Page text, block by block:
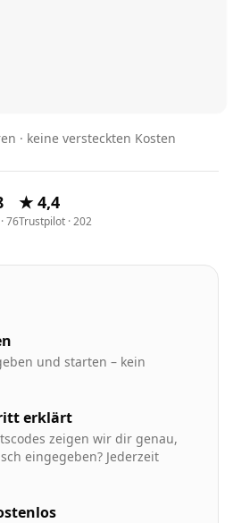
· keine versteckten Kosten
76
★ 4,4
Trustpilot · 202
und starten – kein
erklärt
zeigen wir dir genau,
eingegeben? Jederzeit